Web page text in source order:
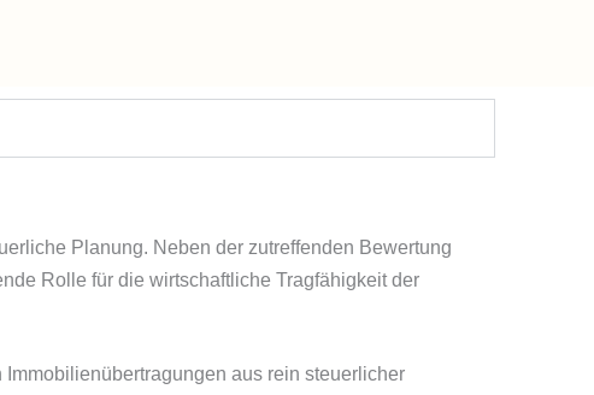
Planung. Neben der zutreffenden Bewertung
Rolle für die wirtschaftliche Tragfähigkeit der
aus rein steuerlicher